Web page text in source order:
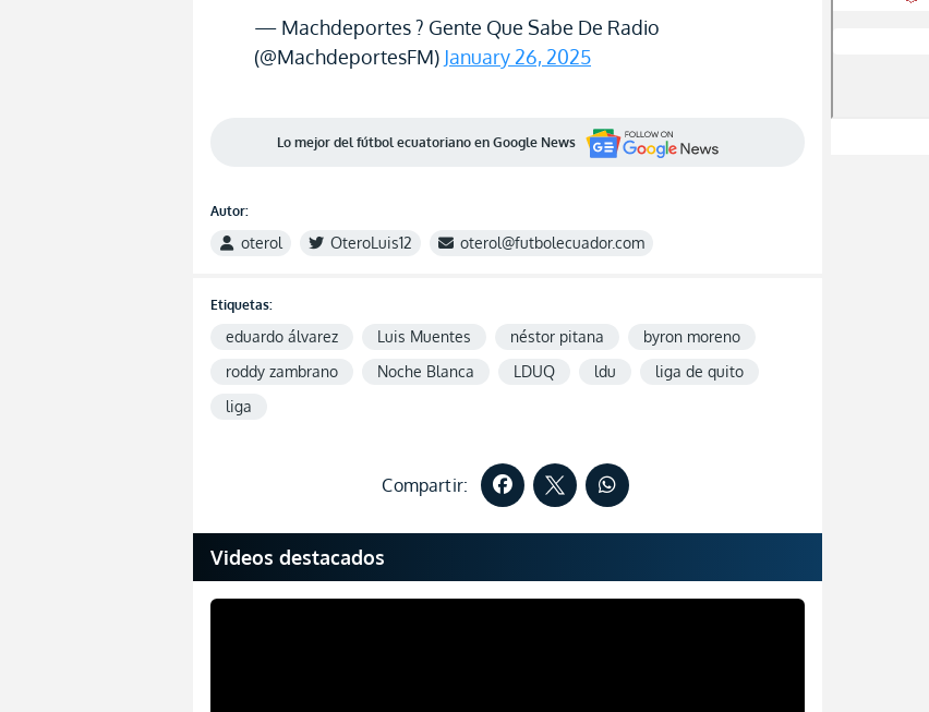
— Machdeportes ? Gente Que Sabe De Radio
(@MachdeportesFM) January 26, 2025
Lo mejor del fútbol ecuatoriano en Google News
Autor:
oterol OteroLuis12 oterol@futbolecuador.com
Etiquetas:
eduardo álvarez Luis Muentes néstor pitana
byron moreno
roddy zambrano
Noche Blanca LDUQ ldu
liga de quito
liga
Compartir:
Videos destacados